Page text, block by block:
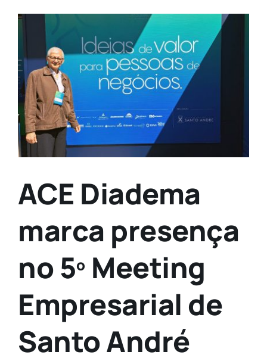
Contato
View
Larger
Image
ACE Diadema
marca presença
no 5º Meeting
Empresarial de
Santo André